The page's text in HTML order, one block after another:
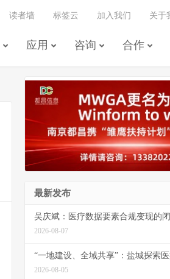
应用 咨询 合作
读者墙 标签云 加入我们 关于
最新发布
吴庆斌：医疗数据要素合规变现的
2026-08-07
“一地建设、全域共享”：盐城探索
2026-08-05